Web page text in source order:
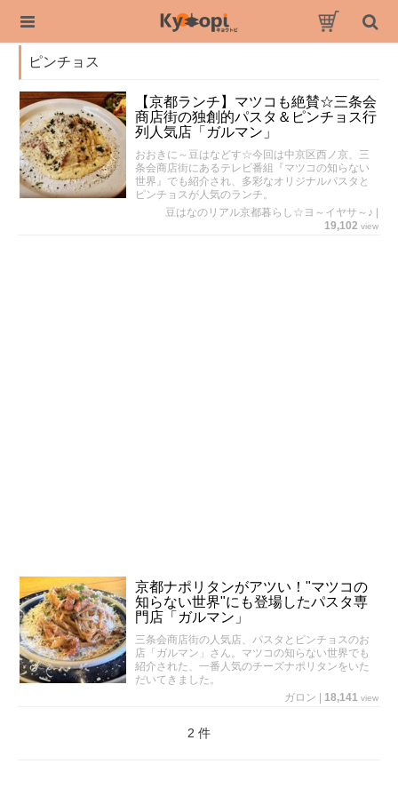
ピンチョス
【京都ランチ】マツコも絶賛☆三条会
商店街の独創的パスタ＆ピンチョス行
列人気店「ガルマン」
おおきに～豆はなどす☆今回は中京区西ノ京、三
条会商店街にあるテレビ番組『マツコの知らない
世界』でも紹介され、多彩なオリジナルパスタと
ピンチョスが人気のランチ。
豆はなのリアル京都暮らし☆ヨ～イヤサ～♪
19,102 view
京都ナポリタンがアツい！"マツコの
知らない世界"にも登場したパスタ専
門店「ガルマン」
三条会商店街の人気店、パスタとピンチョスのお
店「ガルマン」さん。マツコの知らない世界でも
紹介された、一番人気のチーズナポリタンをいた
だいてきました。
ガロン
18,141 view
2 件